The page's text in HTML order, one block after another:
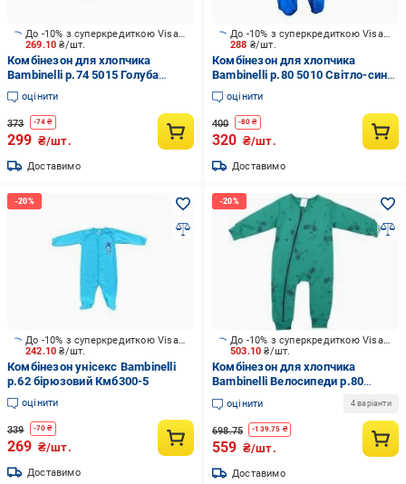
269.10₴/шт.
До -10% з суперкредиткою Visa Вигода
Комбінезон для хлопчика
Bambinelli р.74 5015 Голуба
Кмб300-6
оцінити
373 -74 ₴
299 ₴/шт.
Доставимо
288 ₴/шт.
До -10% з суперкредиткою Visa Вигода
Комбінезон для хлопчика
Bambinelli р.80 5010 Світло-синя
Кмб300-6
оцінити
400 -80 ₴
320 ₴/шт.
Доставимо
242.10₴/шт.
До -10% з суперкредиткою Visa Вигода
Комбінезон унісекс Bambinelli
р.62 бірюзовий Кмб300-5
оцінити
339 -70 ₴
269 ₴/шт.
Доставимо
503.10₴/шт.
До -10% з суперкредиткою Visa Вигода
Комбінезон для хлопчика
Bambinelli Велосипеди р.80
зелений 0299
оцінити 4 варіанти
698.75 -139.75 ₴
559 ₴/шт.
Доставимо